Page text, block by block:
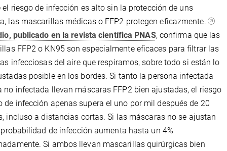
el riesgo de infección es alto sin la protección de uns
las mascarillas médicas o FFP2 protegen eficazmente.
publicado en la revista científica PNAS, confirma que las
FFP2 o KN95 son especialmente eficaces para filtrar las
infecciosas del aire que respiramos, sobre todo si están lo
posible en los bordes. Si tanto la persona infectada
no infectada llevan máscaras FFP2 bien ajustadas, el riesgo
de infección apenas supera el uno por mil después de 20
incluso a distancias cortas. Si las máscaras no se ajustan
de infección aumenta hasta un 4%
Si ambos llevan mascarillas quirúrgicas bien